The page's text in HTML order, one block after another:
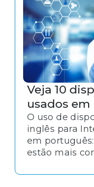
Veja 10
usados
clínicas
O uso de
inglês para
em
estão mais
monitoram o